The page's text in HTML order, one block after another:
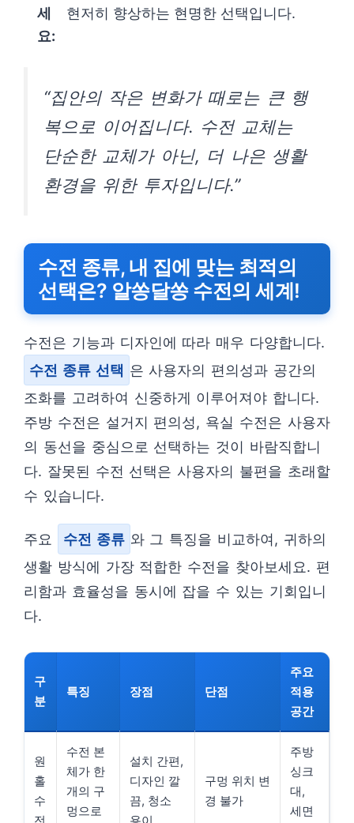
세
요:
현저히 향상하는 현명한 선택입니다.
“집안의 작은 변화가 때로는 큰 행
복으로 이어집니다. 수전 교체는
단순한 교체가 아닌, 더 나은 생활
환경을 위한 투자입니다.”
수전 종류, 내 집에 맞는 최적의
선택은? 알쏭달쏭 수전의 세계!
수전은 기능과 디자인에 따라 매우 다양합니다.
수전 종류 선택 은 사용자의 편의성과 공간의
조화를 고려하여 신중하게 이루어져야 합니다.
주방 수전은 설거지 편의성, 욕실 수전은 사용자
의 동선을 중심으로 선택하는 것이 바람직합니
다. 잘못된 수전 선택은 사용자의 불편을 초래할
수 있습니다.
주요 수전 종류 와 그 특징을 비교하여, 귀하의
생활 방식에 가장 적합한 수전을 찾아보세요. 편
리함과 효율성을 동시에 잡을 수 있는 기회입니
다.
구
분
특징 장점 단점
주요
적용
공간
원
홀
수
수전 본
체가 한
개의 구
멍으로
설치 간편,
디자인 깔
끔, 청소
구멍 위치 변
경 불가
주방
싱크
대,
세면